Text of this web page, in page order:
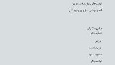
سالم زندگی کن
تغذیه سالم
ورزش
وزن مناسب
مدیریت درد
ترک سیگار
توصیه‌‌هایی برای سلامت روان
گفتار درمانی، دارو و روانپزشکی